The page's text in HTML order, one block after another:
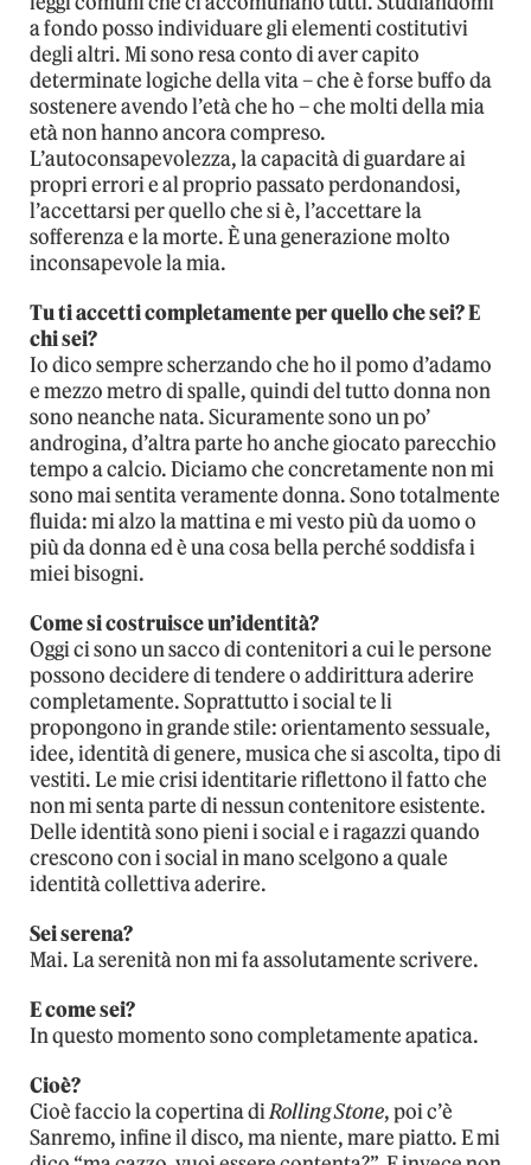
a fondo posso individuare gli elementi costitutivi
degli altri. Mi sono resa conto di aver capito
determinate logiche della vita – che è forse buffo da
sostenere avendo l’età che ho – che molti della mia
età non hanno ancora compreso.
L’autoconsapevolezza, la capacità di guardare ai
propri errori e al proprio passato perdonandosi,
l’accettarsi per quello che si è, l’accettare la
sofferenza e la morte. È una generazione molto
inconsapevole la mia.
Tu ti accetti completamente per quello che sei? E
chi sei?
Io dico sempre scherzando che ho il pomo d’adamo
e mezzo metro di spalle, quindi del tutto donna non
sono neanche nata. Sicuramente sono un po’
androgina, d’altra parte ho anche giocato parecchio
tempo a calcio. Diciamo che concretamente non mi
sono mai sentita veramente donna. Sono totalmente
fluida: mi alzo la mattina e mi vesto più da uomo o
più da donna ed è una cosa bella perché soddisfa i
miei bisogni.
Come si costruisce un’identità?
Oggi ci sono un sacco di contenitori a cui le persone
possono decidere di tendere o addirittura aderire
completamente. Soprattutto i social te li
propongono in grande stile: orientamento sessuale,
idee, identità di genere, musica che si ascolta, tipo di
vestiti. Le mie crisi identitarie riflettono il fatto che
non mi senta parte di nessun contenitore esistente.
Delle identità sono pieni i social e i ragazzi quando
crescono con i social in mano scelgono a quale
identità collettiva aderire.
Sei serena?
Mai. La serenità non mi fa assolutamente scrivere.
E come sei?
In questo momento sono completamente apatica.
Cioè?
Cioè faccio la copertina diRolling Stone, poi c’è
Sanremo, infine il disco, ma niente, mare piatto. E mi